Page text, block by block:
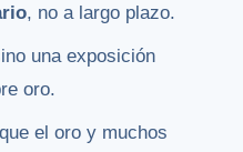
, no a largo plazo.
una exposición
oro.
el oro y muchos